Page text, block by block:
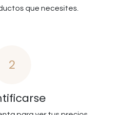
que necesites.
2